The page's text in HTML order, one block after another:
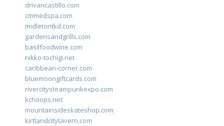
drivancastillo.com
cmmedspa.com
midletontkd.com
gardensandgrills.com
basilfoodwine.com
nikko-tochigi.net
caribbean-corner.com
bluemoongiftcards.com
rivercitysteampunkexpo.com
kchoops.net
mountainsideskateshop.com
kirtlandcitytavern.com